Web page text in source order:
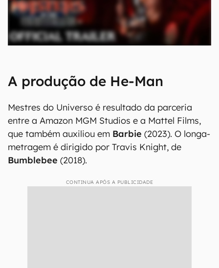
A produção de He-Man
Mestres do Universo é resultado da parceria
entre a Amazon MGM Studios e a Mattel Films,
que também auxiliou em Barbie (2023). O longa-
metragem é dirigido por Travis Knight, de
Bumblebee (2018).
CONTINUA APÓS A PUBLICIDADE